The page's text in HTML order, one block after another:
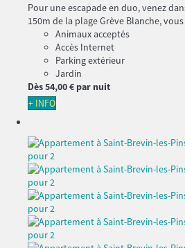
Pour une escapade en duo, venez
150m de la plage Grève Blanche,
Animaux acceptés
Accès Internet
Parking extérieur
Jardin
Dès54,00 € par nuit
+ INFO